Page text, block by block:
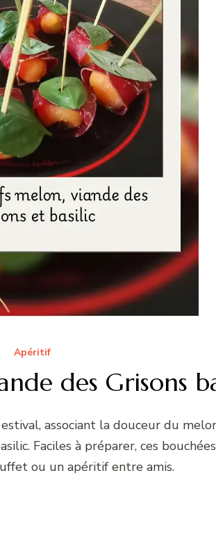
Apéritif
des Grisons
associant la douceur du
Faciles à préparer, ces
ou un apéritif entre amis.